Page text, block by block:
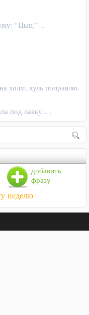
“Цыц!”…
холм, куль поправлю.
под лавку.…
добавить
фразу
неделю